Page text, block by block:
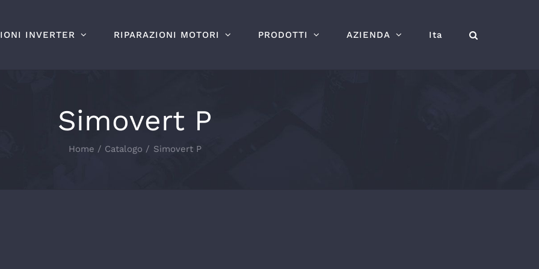
INVERTER RIPARAZIONI MOTORI PRODOTTI AZIENDA Ita
Simovert P
Home Catalogo Simovert P